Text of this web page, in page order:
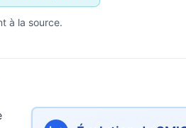
à la source.